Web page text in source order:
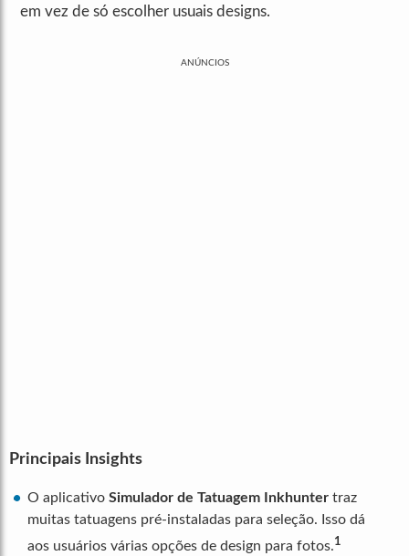
em vez de só escolher usuais designs.
ANÚNCIOS
Principais Insights
O aplicativo Simulador de Tatuagem Inkhunter traz
muitas tatuagens pré-instaladas para seleção. Isso dá
aos usuários várias opções de design para fotos.1